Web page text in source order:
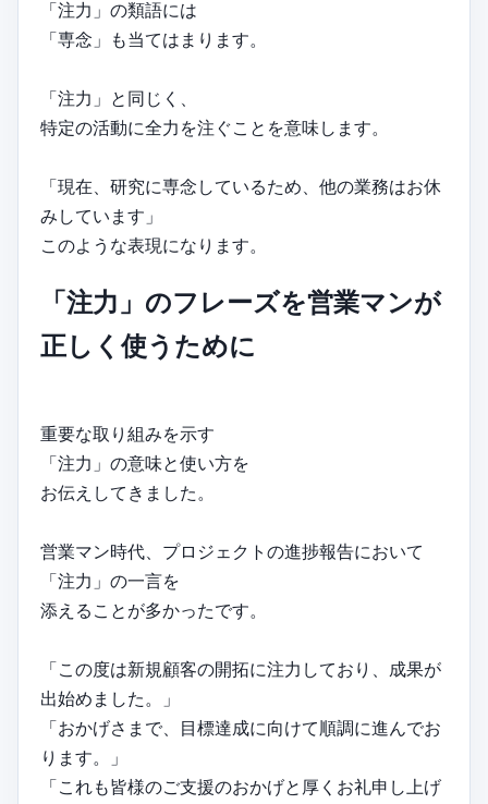
「注力」の類語には
「専念」も当てはまります。
「注力」と同じく、
特定の活動に全力を注ぐことを意味します。
「現在、研究に専念しているため、他の業務はお休
みしています」
このような表現になります。
「注力」のフレーズを営業マンが
正しく使うために
重要な取り組みを示す
「注力」の意味と使い方を
お伝えしてきました。
営業マン時代、プロジェクトの進捗報告において
「注力」の一言を
添えることが多かったです。
「この度は新規顧客の開拓に注力しており、成果が
出始めました。」
「おかげさまで、目標達成に向けて順調に進んでお
ります。」
「これも皆様のご支援のおかげと厚くお礼申し上げ